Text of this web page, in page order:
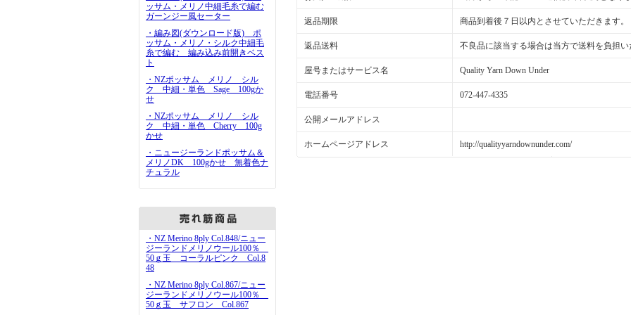
ッサム・メリノ中細毛糸で編む
ガーンジー風セーター
・編み図(ダウンロード版) ポ
ッサム・メリノ・シルク中細毛
糸で編む 編み込み前開きベス
ト
・NZポッサム メリノ シル
ク 中細・単色 Sage 100gか
せ
・NZポッサム メリノ シル
ク 中細・単色 Cherry 100g
かせ
・ニュージーランドポッサム＆
メリノDK 100gかせ 無着色ナ
チュラル
・NZ Merino 8ply Col.848/ニュー
ジーランドメリノウール100％
50ｇ玉 コーラルピンク Col.8
48
・NZ Merino 8ply Col.867/ニュー
ジーランドメリノウール100％
50ｇ玉 サフロン Col.867
返品期限 商品到着後７日以内とさせていただきます。
返品送料 不良品に該当する場合は当方で送料を負担い
屋号またはサービス名 Quality Yarn Down Under
電話番号 072-447-4335
公開メールアドレス
ホームページアドレス http://qualityyarndownunder.com/